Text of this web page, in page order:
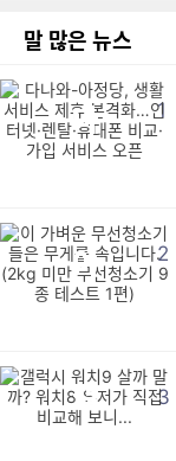
말 많은 뉴스
1
다
다
다
다
다
다
다
다
다
다
다
다
다
다
다
다
다
다
다
다
다
다
다
다
다
다
다
다
다
다
다
다
다
다
다
다
다
다
다
다
다
다
다
다
다
다
다
다
다
다
다
다
다
다
다
다
다
다
다
다
다
다
다
다
다
다
다
다
다
다
다
다
다
다
다
다
다
다
다
다
다
다
다
다
다
다
다
다
다
다
다
다
다
다
다
다
다
다
다
다
다
다
다
다
다
다
다
다
다
다
다
다
다
다
다
다
다
다
다
다
다
다
다
다
다
다
다
다
다
다
다
다
다
다
다
다
다
다
다
다
다
다
다
다
다
다
다
다
다
다
다
다
다
다
다
다
다
다
다
다
다
다
다
다
다
다
다
다
다
다
다
다
다
다
다
다
다
다
다
다
다
다
다
다
다
다
다
다
다
다
다
다
다
다
다
다
다
다
다
다
다
다
다
다
다
다
다
다
다
다
다
다
다
다
다
다
다
다
다
다
다
다
다
다
다
다
다
다
다
다
다
다
다
다
다
다
다
다
다
다
다
다
다
다
다
다
다
다
다
다
다
다
다
다
다
다
다
다
다
다
다
다
다
다
다
다
다
다
다
다
다
다
다
다
다
다
다
다
다
다
다
다
다
다
다
다
다
다
다
다
다
다
다
다
다
다
다
다
다
다
다
다
다
다
다
다
다
다
다
다
다
다
다
다
다
다
다
다
다
다
다
다
다
다
다
다
다
다
다
다
다
다
다
다
다
다
다
다
다
다
다
다
다
다
다
다
다
다
다
다
다
다
다
다
다
다
다
다
다
다
다
다
다
다
다
다
다
다
다
다
다
다
다
다
다
다
다
다
다
다
다
다
다
다
다
다
다
다
다
다
다
다
다
다
다
다
다
다
다
다
다
다
다
다
다
다
다
다
다
다
다
다
다
다
다
다
다
다
다
다
다
다
다
다
다
다
다
다
다
다
다
다
다
다
다
다
다
다
다
다
다
다
다
다
다
다
다
다
다
다
다
다
다
다
다
다
다
다
다
다
다
다
다
다
다
다
다
다
다
다
다
다
다
다
다
다
다
다
다
다
다
다
다
다
다
다
다
다
다
다
다
다
다
다
다
다
다
다
다
다
다
다
다
다
다
다
다
다
다
다
다
다
다
다
2
이
이
이
이
이
이
이
이
이
이
이
이
이
이
이
이
이
이
이
이
이
이
이
이
이
이
이
이
이
이
이
이
이
이
이
이
이
이
이
이
이
이
이
이
이
이
이
이
이
이
이
이
이
이
이
이
이
이
이
이
이
이
이
이
이
이
이
이
이
이
이
이
이
이
이
이
이
이
이
이
이
이
이
이
이
이
이
이
이
이
이
이
이
이
이
이
이
이
이
이
이
이
이
이
이
이
이
이
이
이
이
이
이
이
이
이
이
이
이
이
이
이
이
이
이
이
이
이
이
이
이
이
이
이
이
이
이
이
이
이
이
이
이
이
이
이
이
이
이
이
이
이
이
이
이
이
이
이
이
이
이
이
이
이
이
이
이
이
이
이
이
이
이
이
이
이
이
이
이
이
이
이
이
이
이
이
이
이
이
이
이
이
이
이
이
이
이
이
이
이
이
이
이
이
이
이
이
이
이
이
이
이
이
이
이
이
이
이
이
이
이
이
이
이
이
이
이
이
이
이
이
이
이
이
이
이
이
이
이
이
이
이
이
이
이
이
이
이
이
이
이
이
이
이
이
이
이
이
이
이
이
이
이
이
이
이
이
이
이
이
이
이
이
이
이
이
이
이
이
이
이
이
이
이
이
이
이
이
이
이
이
이
이
이
이
이
이
이
이
이
이
이
이
이
이
이
이
이
이
이
이
이
이
이
이
이
이
이
이
이
이
이
이
이
이
이
이
이
이
이
이
이
이
이
이
이
이
이
이
이
이
이
이
이
이
이
이
이
이
이
이
이
이
이
이
이
이
이
이
이
이
이
이
이
이
이
이
이
이
이
이
이
이
이
이
이
이
이
이
이
이
이
이
이
이
이
이
이
이
이
이
이
이
이
이
이
이
이
이
이
이
이
이
이
이
이
이
이
이
이
이
이
이
이
이
이
이
이
이
이
이
이
이
이
이
이
이
이
이
이
이
이
이
이
이
이
이
이
이
이
이
이
이
이
이
이
이
이
이
이
이
이
이
이
이
이
이
이
이
이
이
이
이
이
이
이
이
이
이
이
이
이
이
이
이
이
이
이
이
이
이
이
이
이
이
이
이
이
이
이
이
이
이
이
이
이
이
이
이
이
이
이
이
이
이
이
이
이
이
3
갤
갤
갤
갤
갤
갤
갤
갤
갤
갤
갤
갤
갤
갤
갤
갤
갤
갤
갤
갤
갤
갤
갤
갤
갤
갤
갤
갤
갤
갤
갤
갤
갤
갤
갤
갤
갤
갤
갤
갤
갤
갤
갤
갤
갤
갤
갤
갤
갤
갤
갤
갤
갤
갤
갤
갤
갤
갤
갤
갤
갤
갤
갤
갤
갤
갤
갤
갤
갤
갤
갤
갤
갤
갤
갤
갤
갤
갤
갤
갤
갤
갤
갤
갤
갤
갤
갤
갤
갤
갤
갤
갤
갤
갤
갤
갤
갤
갤
갤
갤
갤
갤
갤
갤
갤
갤
갤
갤
갤
갤
갤
갤
갤
갤
갤
갤
갤
갤
갤
갤
갤
갤
갤
갤
갤
갤
갤
갤
갤
갤
갤
갤
갤
갤
갤
갤
갤
갤
갤
갤
갤
갤
갤
갤
갤
갤
갤
갤
갤
갤
갤
갤
갤
갤
갤
갤
갤
갤
갤
갤
갤
갤
갤
갤
갤
갤
갤
갤
갤
갤
갤
갤
갤
갤
갤
갤
갤
갤
갤
갤
갤
갤
갤
갤
갤
갤
갤
갤
갤
갤
갤
갤
갤
갤
갤
갤
갤
갤
갤
갤
갤
갤
갤
갤
갤
갤
갤
갤
갤
갤
갤
갤
갤
갤
갤
갤
갤
갤
갤
갤
갤
갤
갤
갤
갤
갤
갤
갤
갤
갤
갤
갤
갤
갤
갤
갤
갤
갤
갤
갤
갤
갤
갤
갤
갤
갤
갤
갤
갤
갤
갤
갤
갤
갤
갤
갤
갤
갤
갤
갤
갤
갤
갤
갤
갤
갤
갤
갤
갤
갤
갤
갤
갤
갤
갤
갤
갤
갤
갤
갤
갤
갤
갤
갤
갤
갤
갤
갤
갤
갤
갤
갤
갤
갤
갤
갤
갤
갤
갤
갤
갤
갤
갤
갤
갤
갤
갤
갤
갤
갤
갤
갤
갤
갤
갤
갤
갤
갤
갤
갤
갤
갤
갤
갤
갤
갤
갤
갤
갤
갤
갤
갤
갤
갤
갤
갤
갤
갤
갤
갤
갤
갤
갤
갤
갤
갤
갤
갤
갤
갤
갤
갤
갤
갤
갤
갤
갤
갤
갤
갤
갤
갤
갤
갤
갤
갤
갤
갤
갤
갤
갤
갤
갤
갤
갤
갤
갤
갤
갤
갤
갤
갤
갤
갤
갤
갤
갤
갤
갤
갤
갤
갤
갤
갤
갤
갤
갤
갤
갤
갤
갤
갤
갤
갤
갤
갤
갤
갤
갤
갤
갤
갤
갤
갤
갤
갤
갤
갤
갤
갤
갤
갤
갤
갤
갤
갤
갤
갤
갤
갤
갤
갤
갤
갤
갤
갤
갤
갤
갤
갤
갤
갤
갤
갤
갤
갤
갤
갤
갤
갤
갤
갤
갤
갤
갤
갤
갤
갤
갤
갤
갤
갤
갤
갤
갤
갤
갤
갤
갤
갤
갤
갤
갤
갤
갤
갤
갤
갤
갤
갤
갤
갤
갤
갤
갤
갤
갤
갤
갤
갤
갤
갤
갤
갤
갤
갤
갤
갤
갤
갤
갤
갤
갤
갤
갤